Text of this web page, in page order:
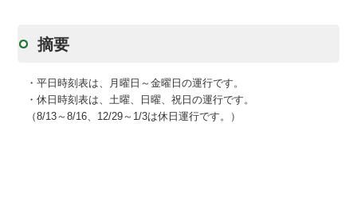
摘要
・平日時刻表は、月曜日～金曜日の運行です。
・休日時刻表は、土曜、日曜、祝日の運行です。
（8/13～8/16、12/29～1/3は休日運行です。）